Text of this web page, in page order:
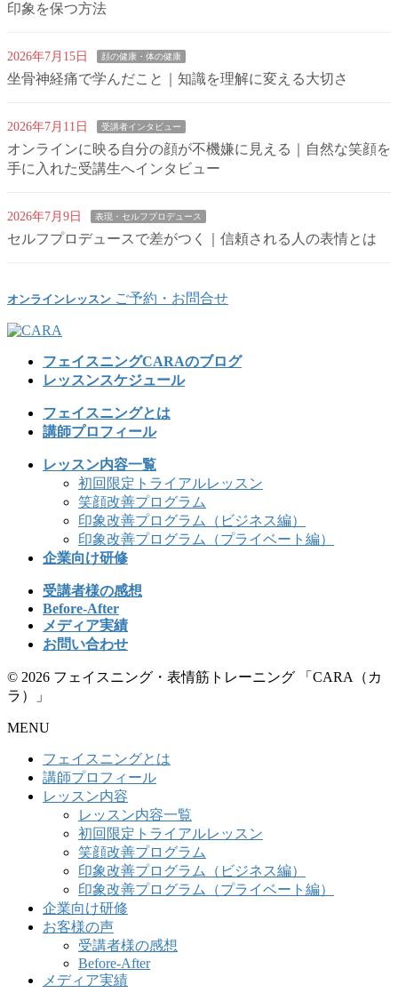
印象を保つ方法
2026年7月15日 顔の健康・体の健康
坐骨神経痛で学んだこと｜知識を理解に変える大切さ
2026年7月11日 受講者インタビュー
オンラインに映る自分の顔が不機嫌に見える｜自然な笑顔を
手に入れた受講生へインタビュー
2026年7月9日 表現・セルフプロデュース
セルフプロデュースで差がつく｜信頼される人の表情とは
オンラインレッスン ご予約・お問合せ
フェイスニングCARAのブログ
レッスンスケジュール
フェイスニングとは
講師プロフィール
レッスン内容一覧
初回限定トライアルレッスン
笑顔改善プログラム
印象改善プログラム（ビジネス編）
印象改善プログラム（プライベート編）
企業向け研修
受講者様の感想
Before-After
メディア実績
お問い合わせ
© 2026 フェイスニング・表情筋トレーニング 「CARA（カ
ラ）」
MENU
フェイスニングとは
講師プロフィール
レッスン内容
レッスン内容一覧
初回限定トライアルレッスン
笑顔改善プログラム
印象改善プログラム（ビジネス編）
印象改善プログラム（プライベート編）
企業向け研修
お客様の声
受講者様の感想
Before-After
メディア実績